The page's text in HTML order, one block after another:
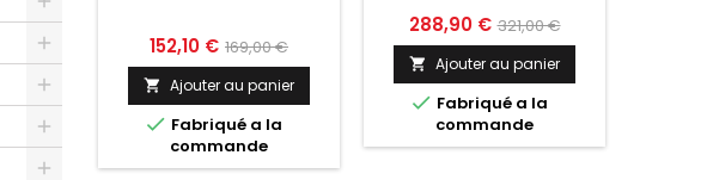
Prix
152,10 € Prix
de
base
169,00 €
 Ajouter au panier
 Fabriqué a la
commande
Prix
288,90 € Prix
de
base
321,00 €
 Ajouter au panier
 Fabriqué a la
commande